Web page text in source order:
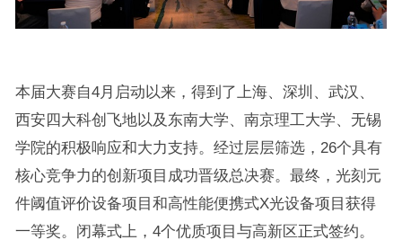
本届大赛自4月启动以来，得到了上海、深圳、武汉、
西安四大科创飞地以及东南大学、南京理工大学、无锡
学院的积极响应和大力支持。经过层层筛选，26个具有
核心竞争力的创新项目成功晋级总决赛。最终，光刻元
件阈值评价设备项目和高性能便携式X光设备项目获得
一等奖。闭幕式上，4个优质项目与高新区正式签约。